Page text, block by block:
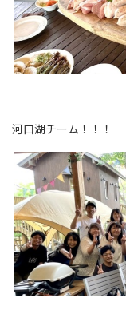
河口湖チーム！！！